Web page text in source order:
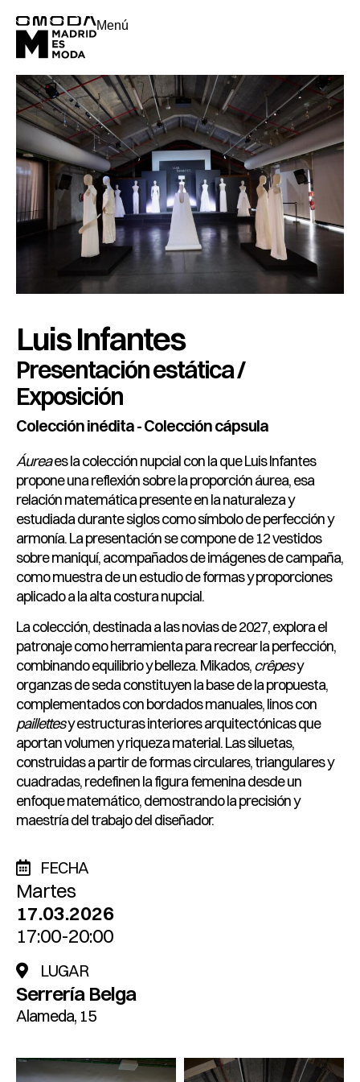
Menú
FECHA
Martes
17.03.2026
17:00-20:00
LUGAR
Serrería Belga
Alameda, 15
Luis Infantes
Presentación estática /
Exposición
Colección inédita - Colección cápsula
Áureaes la colección nupcial con la que Luis Infantes
propone una reflexión sobre la proporción áurea, esa
relación matemática presente en la naturaleza y
estudiada durante siglos como símbolo de perfección y
armonía. La presentación se compone de 12 vestidos
sobre maniquí, acompañados de imágenes de campaña,
como muestra de un estudio de formas y proporciones
aplicado a la alta costura nupcial.
La colección, destinada a las novias de 2027, explora el
patronaje como herramienta para recrear la perfección,
combinando equilibrio y belleza. Mikados,crêpesy
organzas de seda constituyen la base de la propuesta,
complementados con bordados manuales, linos con
paillettesy estructuras interiores arquitectónicas que
aportan volumen y riqueza material. Las siluetas,
construidas a partir de formas circulares, triangulares y
cuadradas, redefinen la figura femenina desde un
enfoque matemático, demostrando la precisión y
maestría del trabajo del diseñador.